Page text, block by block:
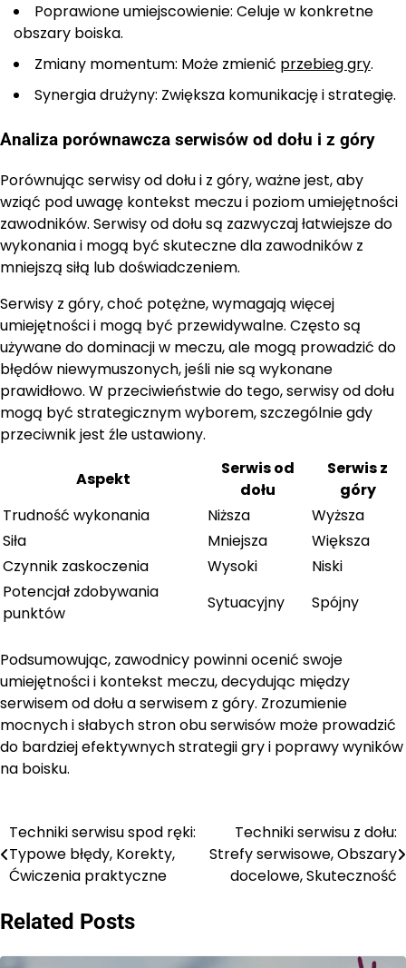
Poprawione umiejscowienie: Celuje w konkretne
obszary boiska.
Zmiany momentum: Może zmienić przebieg gry.
Synergia drużyny: Zwiększa komunikację i strategię.
Analiza porównawcza serwisów od dołu i z góry
Porównując serwisy od dołu i z góry, ważne jest, aby
wziąć pod uwagę kontekst meczu i poziom umiejętności
zawodników. Serwisy od dołu są zazwyczaj łatwiejsze do
wykonania i mogą być skuteczne dla zawodników z
mniejszą siłą lub doświadczeniem.
Serwisy z góry, choć potężne, wymagają więcej
umiejętności i mogą być przewidywalne. Często są
używane do dominacji w meczu, ale mogą prowadzić do
błędów niewymuszonych, jeśli nie są wykonane
prawidłowo. W przeciwieństwie do tego, serwisy od dołu
mogą być strategicznym wyborem, szczególnie gdy
przeciwnik jest źle ustawiony.
Aspekt
Serwis od
dołu
Serwis z
góry
Trudność wykonania
Niższa
Wyższa
Siła
Mniejsza
Większa
Czynnik zaskoczenia
Wysoki
Niski
Potencjał zdobywania
punktów
Sytuacyjny Spójny
Podsumowując, zawodnicy powinni ocenić swoje
umiejętności i kontekst meczu, decydując między
serwisem od dołu a serwisem z góry. Zrozumienie
mocnych i słabych stron obu serwisów może prowadzić
do bardziej efektywnych strategii gry i poprawy wyników
na boisku.
Post
navigation
Techniki serwisu spod ręki:
Typowe błędy, Korekty,
Ćwiczenia praktyczne
Techniki serwisu z dołu:
Strefy serwisowe, Obszary
docelowe, Skuteczność
Related Posts